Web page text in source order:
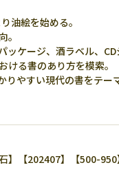
油絵を始める。
。
ケージ、酒ラベル、
る書のあり方を模索。
やすい現代の書をテー
】【202407】【500-